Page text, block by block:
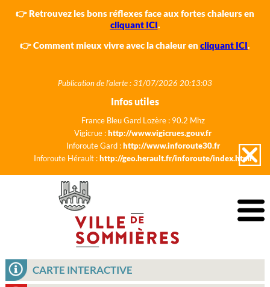
👉 Retrouvez les bons réflexes face aux fortes chaleurs en
cliquant ICI.
👉 Comment mieux vivre avec la chaleur en cliquant ICI.
Publication de l'alerte : 31/07/2026 20:13:03
Infos utiles
France Bleu Gard Lozère : 90.2 Mhz
Vigicrue :http://www.vigicrues.gouv.fr
Inforoute Gard :http://www.inforoute30.fr
Inforoute Hérault :http://geo.herault.fr/inforoute/index.html
CARTE INTERACTIVE